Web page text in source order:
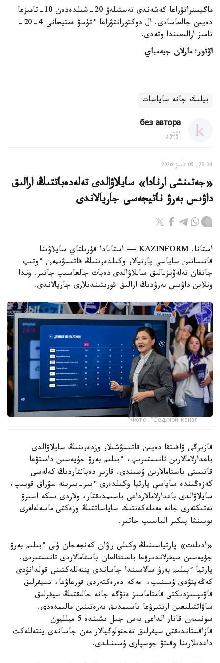
ماگيستراتۋراعا كەشەندى تەستىلەۋ 20-شىلدەدەن 10-تامىزعا
دەيىن جالعاسادى. ال دوكتورانتۋراعا ءتۇسۋ ەمتيحانى 4-20-
تامىز ارالىعىندا وتەدى.
اۆتور: مارلان جيەمباي
بيلىك جانە ساياسات
без автора
اۆتور
23:34, 05 تامىز 2026
«جەتىنشى ارنادا» سايلاۋالدى تەلەدەباتتىڭ ارالىق
داۋىس بەرۋ ناتيجەسى جاريالاندى
استانا. KAZINFORM — استانادا قۇرىلتاي سايلاۋىنا
قاتىساتىن ساياسي پارتيالار وكىلدەرىنىڭ قاتىسۋىمەن ءوتىپ
جاتقان تەلەۆيزيالىق سايلاۋالدى دەبات جالعاسىپ جاتىر. وندا
ونلاين داۋىس بەرۋدىڭ ارالىق قورىتىندىلارى جاريالاندى.
Фото: "Седьмой канал"
قازىرگى ۋاقىتقا دەيىن قاتىسۋشىلار وزدەرىنىڭ سايلاۋالدى
باعدارلامالارىن تانىستىرىپ، ءبىلىم بەرۋ جۇيەسىن دامىتۋعا
قاتىستى باستامالارىن ۇسىندى. قازىر دەباتتاردىڭ كەلەسى
كەزەڭىندە ساياسي پارتيا وكىلدەرى ءبىر-بىرىنە سۇراق قويىپ،
سايلاۋالدى باعدارلامالارداعى باسىمدىقتار، ولاردى ىسكە اسىرۋ
تەتىكتەرى جانە مەملەكەتتىك ساياساتتىڭ وزەكتى ماسەلەلەرى
بويىنشا پىكىر الماسىپ جاتىر.
«ادىلەت» پارتياسىنىڭ وكىلى راۋان كەنجەحان ۇلى ءبىلىم بەرۋ
جۇيەسىن سيفرلاندىرۋعا باعىتتالعان باستامالاردى تانىستىردى.
پارتيا ءبىلىم بەرۋ سالاسىندا جاساندى ينتەللەكتىنى قولدانۋدى
كەڭەيتۋدى ۇسىنىپ، جەكە دەرەكتەردى قورعاۋعا، تسيفرلىق
قاۋىپسىزدىكتى قامتاماسىز ەتۋگە جانە حالىقتىڭ سيفرلىق
ساۋاتتىلىعىن ارتتىرۋعا باسىمدىق بەرەتىنىن مالىمدەدى.
سونىمەن قاتار الداعى بەس جىل ىشىندە 5 ميلليون
قازاقستاندىقتى سيفرلىق تەحنولوگيالار مەن جاساندى ينتەللەكت
داعدىلارىنا وقىتۋ جوسپارى ۇسىنىلدى.